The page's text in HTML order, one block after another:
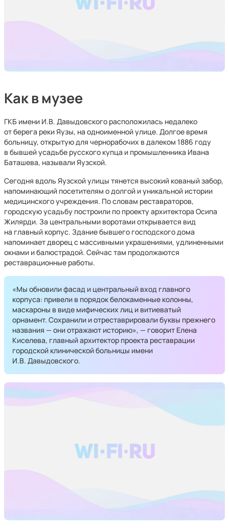
Как в музее
ГКБ имени И.В. Давыдовского расположилась недалеко
от берега реки Яузы, на одноименной улице. Долгое время
больницу, открытую для чернорабочих в далеком 1886 году
в бывшей усадьбе русского купца и промышленника Ивана
Баташева, называли Яузской.
Сегодня вдоль Яузской улицы тянется высокий кованый забор,
напоминающий посетителям о долгой и уникальной истории
медицинского учреждения. По словам реставраторов,
городскую усадьбу построили по проекту архитектора Осипа
Жилярди. За центральными воротами открывается вид
на главный корпус. Здание бывшего господского дома
напоминает дворец с массивными украшениями, удлиненными
окнами и балюстрадой. Сейчас там продолжаются
реставрационные работы.
«Мы обновили фасад и центральный вход главного
корпуса: привели в порядок белокаменные колонны,
маскароны в виде мифических лиц и витиеватый
орнамент. Сохранили и отреставрировали буквы прежнего
названия — они отражают историю», — говорит Елена
Киселева, главный архитектор проекта реставрации
городской клинической больницы имени
И.В. Давыдовского.